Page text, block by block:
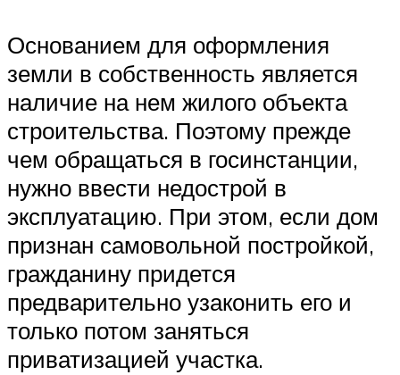
Основанием для оформления
земли в собственность является
наличие на нем жилого объекта
строительства. Поэтому прежде
чем обращаться в госинстанции,
нужно ввести недострой в
эксплуатацию. При этом, если дом
признан самовольной постройкой,
гражданину придется
предварительно узаконить его и
только потом заняться
приватизацией участка.